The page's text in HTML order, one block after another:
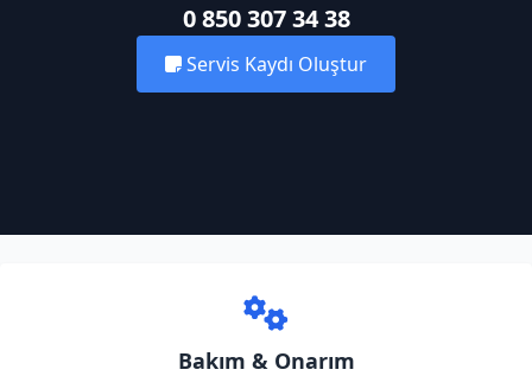
0 850 307 34 38
Servis Kaydı Oluştur
Bakım & Onarım